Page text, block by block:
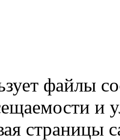
файлы
и
страницы